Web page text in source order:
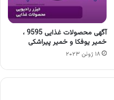
آگهی محصولات غذایی 9595 ،
خمیر یوفکا و خمیر پیراشکی
۱۸ ژوئن ۲۰۲۳